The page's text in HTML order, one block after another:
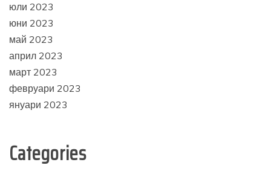
юли 2023
юни 2023
май 2023
април 2023
март 2023
февруари 2023
януари 2023
Categories